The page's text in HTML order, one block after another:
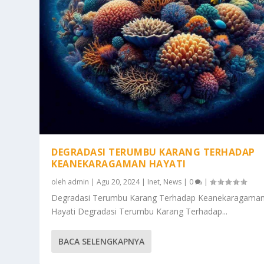
DEGRADASI TERUMBU KARANG TERHADAP
KEANEKARAGAMAN HAYATI
oleh admin |Agu 20, 2024| Inet, News | 0 |
Degradasi Terumbu Karang Terhadap
Hayati Degradasi Terumbu Karang Terhadap...
BACA SELENGKAPNYA